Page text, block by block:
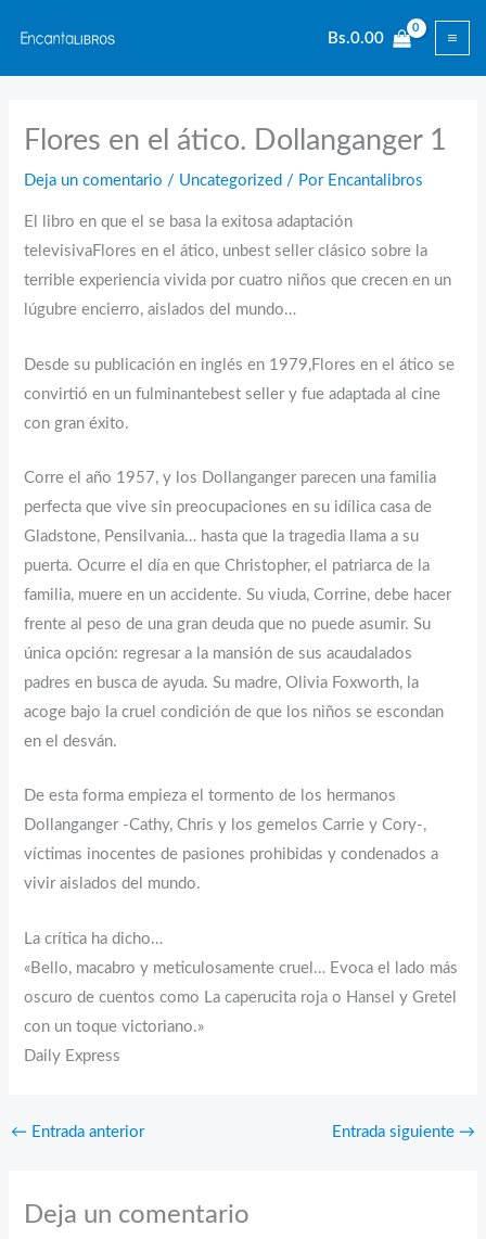
contenido
Bs.0.00
Flores en el ático. Dollanganger 1
Deja un comentario / Uncategorized / Por Encantalibros
El libro en que el se basa la exitosa adaptación
televisivaFlores en el ático, unbest seller clásico sobre la
terrible experiencia vivida por cuatro niños que crecen en un
lúgubre encierro, aislados del mundo…
Desde su publicación en inglés en 1979,Flores en el ático se
convirtió en un fulminantebest seller y fue adaptada al cine
con gran éxito.
Corre el año 1957, y los Dollanganger parecen una familia
perfecta que vive sin preocupaciones en su idílica casa de
Gladstone, Pensilvania… hasta que la tragedia llama a su
puerta. Ocurre el día en que Christopher, el patriarca de la
familia, muere en un accidente. Su viuda, Corrine, debe hacer
frente al peso de una gran deuda que no puede asumir. Su
única opción: regresar a la mansión de sus acaudalados
padres en busca de ayuda. Su madre, Olivia Foxworth, la
acoge bajo la cruel condición de que los niños se escondan
en el desván.
De esta forma empieza el tormento de los hermanos
Dollanganger -Cathy, Chris y los gemelos Carrie y Cory-,
víctimas inocentes de pasiones prohibidas y condenados a
vivir aislados del mundo.
La crítica ha dicho…
«Bello, macabro y meticulosamente cruel… Evoca el lado más
oscuro de cuentos como La caperucita roja o Hansel y Gretel
con un toque victoriano.»
Daily Express
← Entrada anterior Entrada siguiente →
Deja un comentario